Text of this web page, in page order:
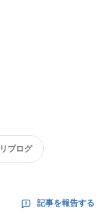
リブログ
記事を報告する